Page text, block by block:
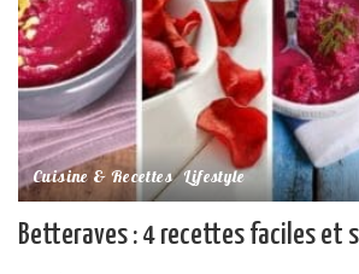
Cuisine & Recettes Lifestyle
Betteraves : 4 recettes faciles et